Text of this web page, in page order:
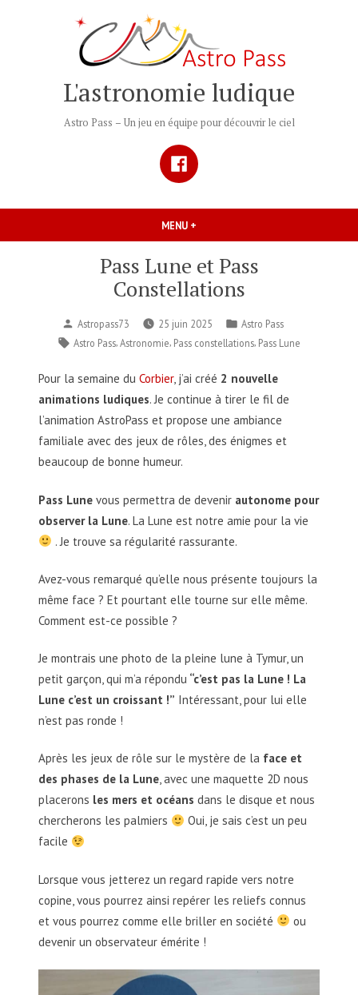
L'astronomie ludique
Astro Pass – Un jeu en équipe pour découvrir le ciel
MENU +
Facebook
Pass Lune et Pass
Constellations
Publié
par
Astropass73 25 juin 2025
Publié
dans
Astro Pass
Étiquettes :
Astro Pass Astronomie Pass constellations Pass Lune
Pour la semaine du Corbier, j’ai créé 2 nouvelle
animations ludiques. Je continue à tirer le fil de
l’animation AstroPass et propose une ambiance
familiale avec des jeux de rôles, des énigmes et
beaucoup de bonne humeur.
Pass Lune vous permettra de devenir autonome pour
observer la Lune. La Lune est notre amie pour la vie
. Je trouve sa régularité rassurante.
Avez-vous remarqué qu’elle nous présente toujours la
même face ? Et pourtant elle tourne sur elle même.
Comment est-ce possible ?
Je montrais une photo de la pleine lune à Tymur, un
petit garçon, qui m’a répondu “c’est pas la Lune ! La
Lune c’est un croissant !” Intéressant, pour lui elle
n’est pas ronde !
Après les jeux de rôle sur le mystère de la face et
des phases de la Lune, avec une maquette 2D nous
placerons les mers et océans dans le disque et nous
chercherons les palmiers
Oui, je sais c’est un peu
facile
Lorsque vous jetterez un regard rapide vers notre
copine, vous pourrez ainsi repérer les reliefs connus
et vous pourrez comme elle briller en société
ou
devenir un observateur émérite !